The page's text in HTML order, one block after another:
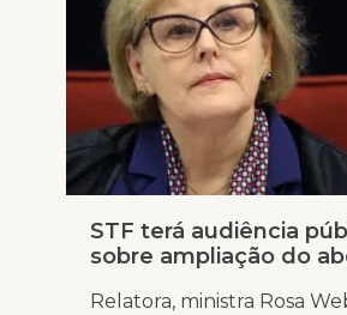
STF terá audiência
sobre ampliação do
Relatora, ministra Rosa